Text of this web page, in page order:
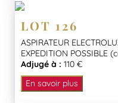
LOT 126
ASPIRATEUR
EXPEDITION POSSIBLE
Adjugé à : 110 €
En savoir plus